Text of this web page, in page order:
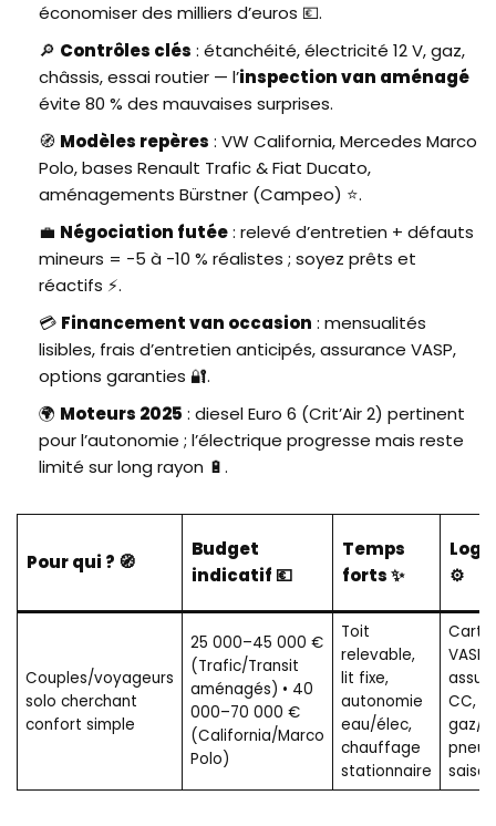
économiser des milliers d’euros 💶.
🔎 Contrôles clés : étanchéité, électricité 12 V, gaz,
châssis, essai routier — l’inspection van aménagé
évite 80 % des mauvaises surprises.
🧭 Modèles repères : VW California, Mercedes Marco
Polo, bases Renault Trafic & Fiat Ducato,
aménagements Bürstner (Campeo) ⭐.
💼 Négociation futée: relevé d’entretien + défauts
mineurs = -5 à -10 % réalistes ; soyez prêts et
réactifs ⚡.
💳 Financement van occasion : mensualités
lisibles, frais d’entretien anticipés, assurance VASP,
options garanties 🔐.
🌍 Moteurs 2025 : diesel Euro 6 (Crit’Air 2) pertinent
pour l’autonomie ; l’électrique progresse mais reste
limité sur long rayon 🔋.
Pour qui ? 🧭
Budget
indicatif 💶
Temps
forts ✨
⚙️
Couples/voyageurs
solo cherchant
confort simple
25 000–45 000 €
(Trafic/Transit
aménagés) • 40
000–70 000 €
(California/Marco
Polo)
Toit
relevable,
lit fixe,
autonomie
eau/élec,
chauffage
stationnaire
Carte
VASP,
CC,
gaz/